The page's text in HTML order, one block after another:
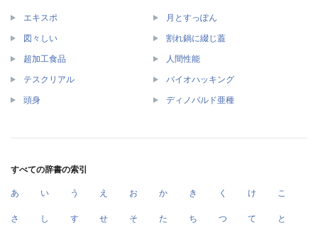
エキスポ 月とすっぽん
図々しい 割れ鍋に綴じ蓋
超加工食品 人間性能
テスクリアル バイオハッキング
頭身 ディノバルド亜種
すべての辞書の索引
あ い う え お か き く け こ
さ し す せ そ た ち つ て と